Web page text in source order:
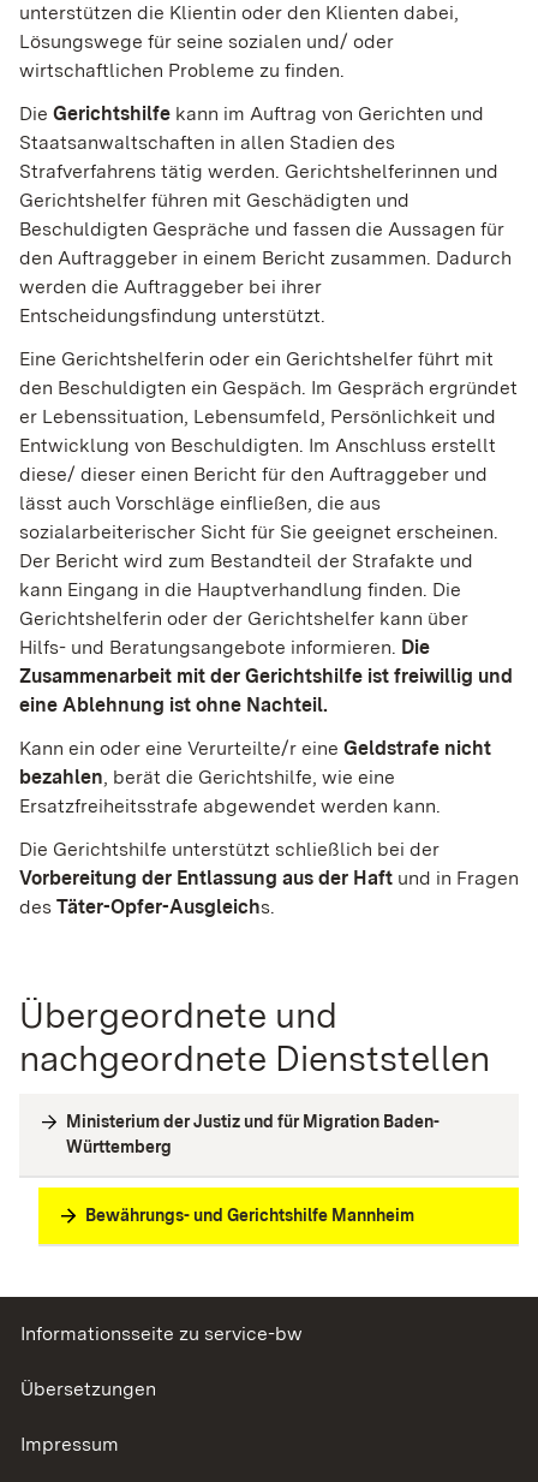
unterstützen die Klientin oder den Klienten dabei,
Lösungswege für seine sozialen und/ oder
wirtschaftlichen Probleme zu finden.
Die Gerichtshilfe kann im Auftrag von Gerichten und
Staatsanwaltschaften in allen Stadien des
Strafverfahrens tätig werden. Gerichtshelferinnen und
Gerichtshelfer führen mit Geschädigten und
Beschuldigten Gespräche und fassen die Aussagen für
den Auftraggeber in einem Bericht zusammen. Dadurch
werden die Auftraggeber bei ihrer
Entscheidungsfindung unterstützt.
Eine Gerichtshelferin oder ein Gerichtshelfer führt mit
den Beschuldigten ein Gespäch. Im Gespräch ergründet
er Lebenssituation, Lebensumfeld, Persönlichkeit und
Entwicklung von Beschuldigten. Im Anschluss erstellt
diese/ dieser einen Bericht für den Auftraggeber und
lässt auch Vorschläge einfließen, die aus
sozialarbeiterischer Sicht für Sie geeignet erscheinen.
Der Bericht wird zum Bestandteil der Strafakte und
kann Eingang in die Hauptverhandlung finden. Die
Gerichtshelferin oder der Gerichtshelfer kann über
Hilfs- und Beratungsangebote informieren. Die
Zusammenarbeit mit der Gerichtshilfe ist freiwillig und
eine Ablehnung ist ohne Nachteil.
Kann ein oder eine Verurteilte/r eine Geldstrafe nicht
bezahlen, berät die Gerichtshilfe, wie eine
Ersatzfreiheitsstrafe abgewendet werden kann.
Die Gerichtshilfe unterstützt schließlich bei der
Vorbereitung der Entlassung aus der Haft und in Fragen
des Täter-Opfer-Ausgleichs.
Übergeordnete und
nachgeordnete Dienststellen
Ministerium der Justiz und für Migration Baden-
Württemberg
Bewährungs- und Gerichtshilfe Mannheim
Informationsseite zu service-bw
Übersetzungen
Impressum